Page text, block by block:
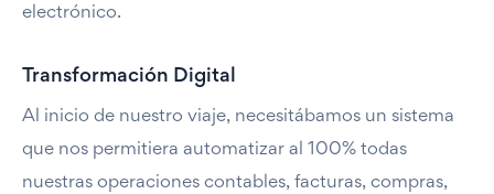
electrónico.
Transformación Digital
Al inicio de nuestro viaje, necesitábamos un sistema
que nos permitiera automatizar al 100% todas
nuestras operaciones contables, facturas, compras,